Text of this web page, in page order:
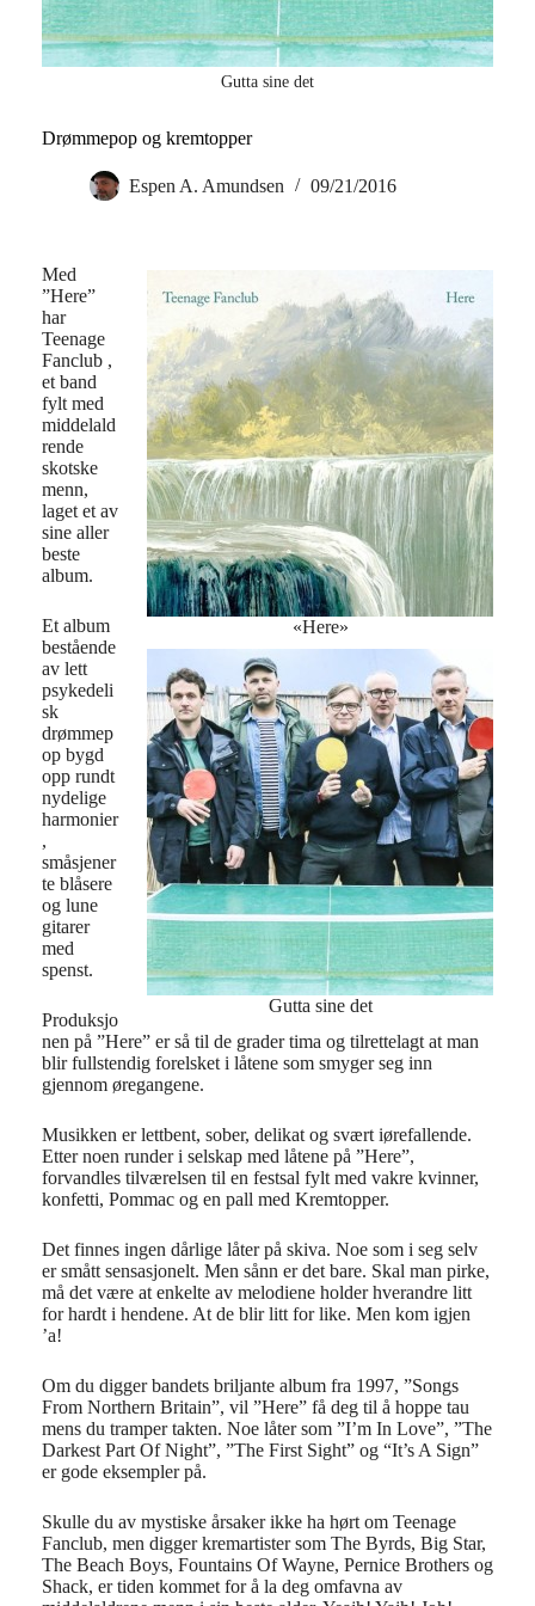
Gutta sine det
Drømmepop og kremtopper
Espen A. Amundsen 09/21/2016
«Here»
Med
”Here”
har
Teenage
Fanclub ,
et band
fylt med
middelald
rende
skotske
menn,
laget et av
sine aller
beste
album.
Gutta sine det
Et album
bestående
av lett
psykedeli
sk
drømmep
op bygd
opp rundt
nydelige
harmonier
,
småsjener
te blåsere
og lune
gitarer
med
spenst.
Produksjo
nen på ”Here” er så til de grader tima og tilrettelagt at man
blir fullstendig forelsket i låtene som smyger seg inn
gjennom øregangene.
Musikken er lettbent, sober, delikat og svært iørefallende.
Etter noen runder i selskap med låtene på ”Here”,
forvandles tilværelsen til en festsal fylt med vakre kvinner,
konfetti, Pommac og en pall med Kremtopper.
Det finnes ingen dårlige låter på skiva. Noe som i seg selv
er smått sensasjonelt. Men sånn er det bare. Skal man pirke,
må det være at enkelte av melodiene holder hverandre litt
for hardt i hendene. At de blir litt for like. Men kom igjen
’a!
Om du digger bandets briljante album fra 1997, ”Songs
From Northern Britain”, vil ”Here” få deg til å hoppe tau
mens du tramper takten. Noe låter som ”I’m In Love”, ”The
Darkest Part Of Night”, ”The First Sight” og “It’s A Sign”
er gode eksempler på.
Skulle du av mystiske årsaker ikke ha hørt om Teenage
Fanclub, men digger kremartister som The Byrds, Big Star,
The Beach Boys, Fountains Of Wayne, Pernice Brothers og
Shack, er tiden kommet for å la deg omfavna av